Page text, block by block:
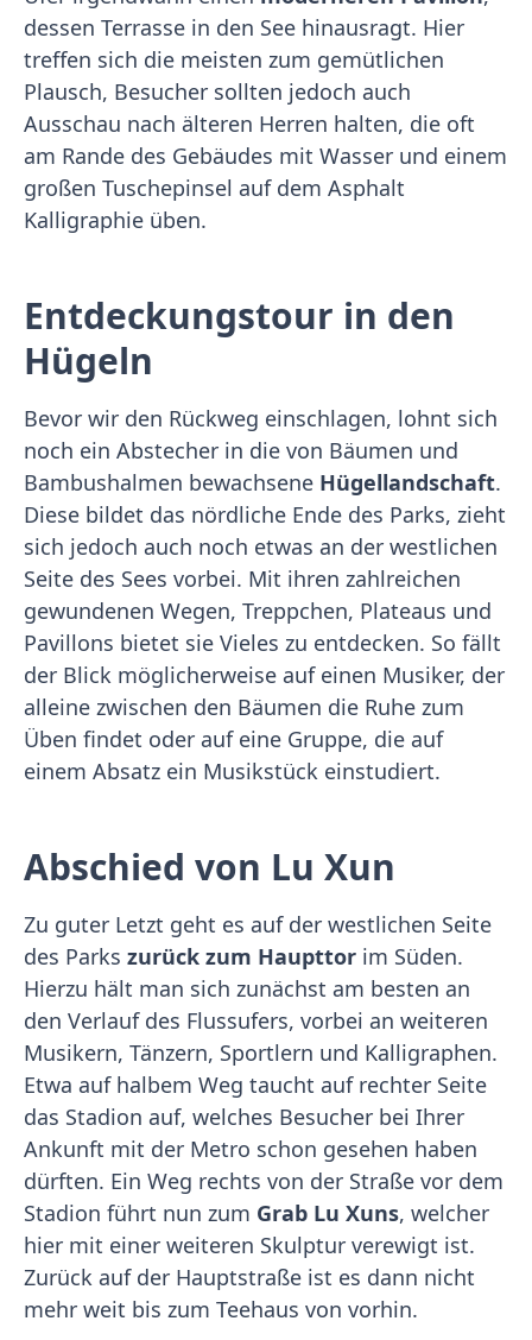
dessen Terrasse in den See hinausragt. Hier
treffen sich die meisten zum gemütlichen
Plausch, Besucher sollten jedoch auch
Ausschau nach älteren Herren halten, die oft
am Rande des Gebäudes mit Wasser und einem
großen Tuschepinsel auf dem Asphalt
Kalligraphie üben.
Entdeckungstour in den
Hügeln
Bevor wir den Rückweg einschlagen, lohnt sich
noch ein Abstecher in die von Bäumen und
Bambushalmen bewachsene Hügellandschaft.
Diese bildet das nördliche Ende des Parks, zieht
sich jedoch auch noch etwas an der westlichen
Seite des Sees vorbei. Mit ihren zahlreichen
gewundenen Wegen, Treppchen, Plateaus und
Pavillons bietet sie Vieles zu entdecken. So fällt
der Blick möglicherweise auf einen Musiker, der
alleine zwischen den Bäumen die Ruhe zum
Üben findet oder auf eine Gruppe, die auf
einem Absatz ein Musikstück einstudiert.
Abschied von Lu Xun
Zu guter Letzt geht es auf der westlichen Seite
des Parks zurück zum Haupttor im Süden.
Hierzu hält man sich zunächst am besten an
den Verlauf des Flussufers, vorbei an weiteren
Musikern, Tänzern, Sportlern und Kalligraphen.
Etwa auf halbem Weg taucht auf rechter Seite
das Stadion auf, welches Besucher bei Ihrer
Ankunft mit der Metro schon gesehen haben
dürften. Ein Weg rechts von der Straße vor dem
Stadion führt nun zum Grab Lu Xuns, welcher
hier mit einer weiteren Skulptur verewigt ist.
Zurück auf der Hauptstraße ist es dann nicht
mehr weit bis zum Teehaus von vorhin.